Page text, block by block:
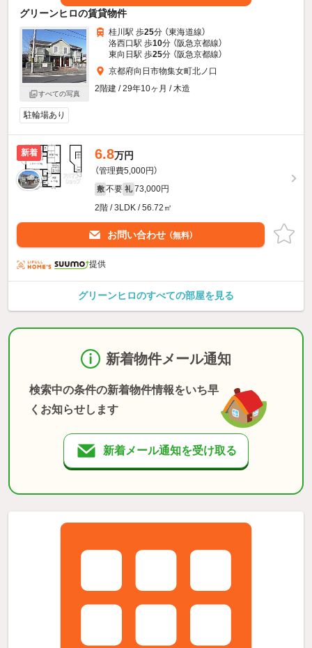
グリーンヒロの賃貸物件
すべての写真
桂川駅 歩25分 （東海道線）
洛西口駅 歩10分 （阪急京都線）
東向日駅 歩25分 （阪急京都線）
京都府向日市物集女町北ノ口
2階建 / 29年10ヶ月 / 木造
駐輪場あり
新着 6.8万円
（管理費5,000円）
敷 不要 礼 73,000円
2階 / 3LDK / 56.72㎡
お問い合わせ （無料）
提供
グリーンヒロのすべての部屋を見る
新着物件メール通知
検索中の条件の新着物件情報をいち早
くお知らせします
新着メール通知を受け取る